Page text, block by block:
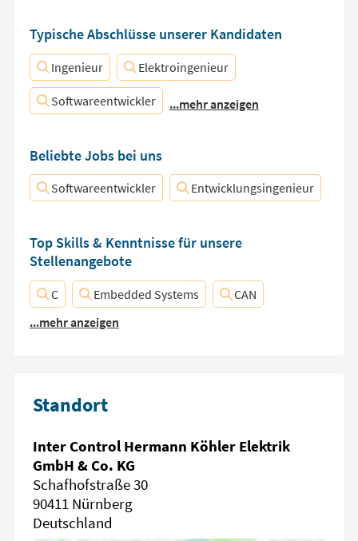
Typische Abschlüsse unserer Kandidaten
Ingenieur Elektroingenieur
Softwareentwickler ...mehr anzeigen
Beliebte Jobs bei uns
Softwareentwickler Entwicklungsingenieur
Top Skills & Kenntnisse für unsere
Stellenangebote
C Embedded Systems
CAN
...mehr anzeigen
Standort
Inter Control Hermann Köhler Elektrik
GmbH & Co. KG
Schafhofstraße 30
90411 Nürnberg
Deutschland